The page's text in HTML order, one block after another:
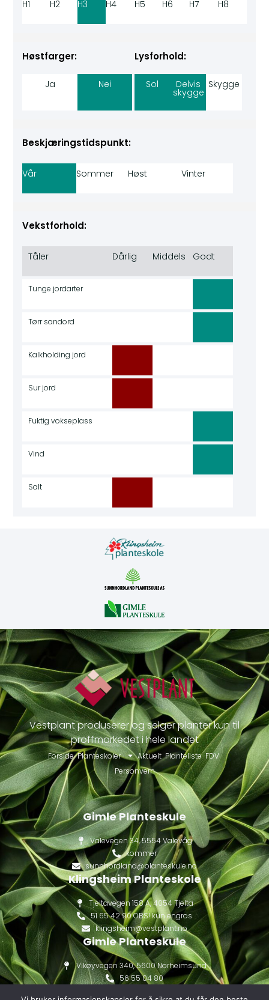
H1 H2 H3 H4 H5 H6 H7 H8
Høstfarger:
Ja Nei
Lysforhold:
Sol Delvis
skygge
Skygge
Beskjæringstidspunkt:
Vår Sommer Høst Vinter
Vekstforhold:
Tåler Dårlig Middels Godt
Tunge jordarter
Tørr sandord
Kalkholding jord
Sur jord
Fuktig vokseplass
Vind
Salt
Vestplant produserer og selger planter kun til
proffmarkedet i hele landet
Forside Planteskoler Aktuelt Planteliste FDV
Personvern
Gimle Planteskule
Valevegen 34, 5554 Valevåg
kommer
sunnhordland@planteskule.no
Klingsheim Planteskole
Tjeltavegen 158 A, 4054 Tjelta
51 65 42 90 OBS! kun engros
klingsheim@vestplant.no
Gimle Planteskule
Vikøyvegen 340, 5600 Norheimsund
56 55 04 80